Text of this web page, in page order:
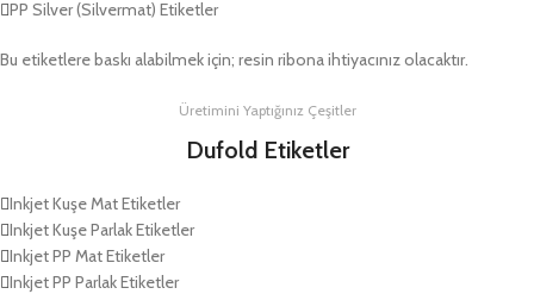
PP Silver (Silvermat) Etiketler
Bu etiketlere baskı alabilmek için; resin ribona ihtiyacınız olacaktır.
Üretimini Yaptığınız Çeşitler
Dufold Etiketler
Inkjet Kuşe Mat Etiketler
Inkjet Kuşe Parlak Etiketler
Inkjet PP Mat Etiketler
Inkjet PP Parlak Etiketler